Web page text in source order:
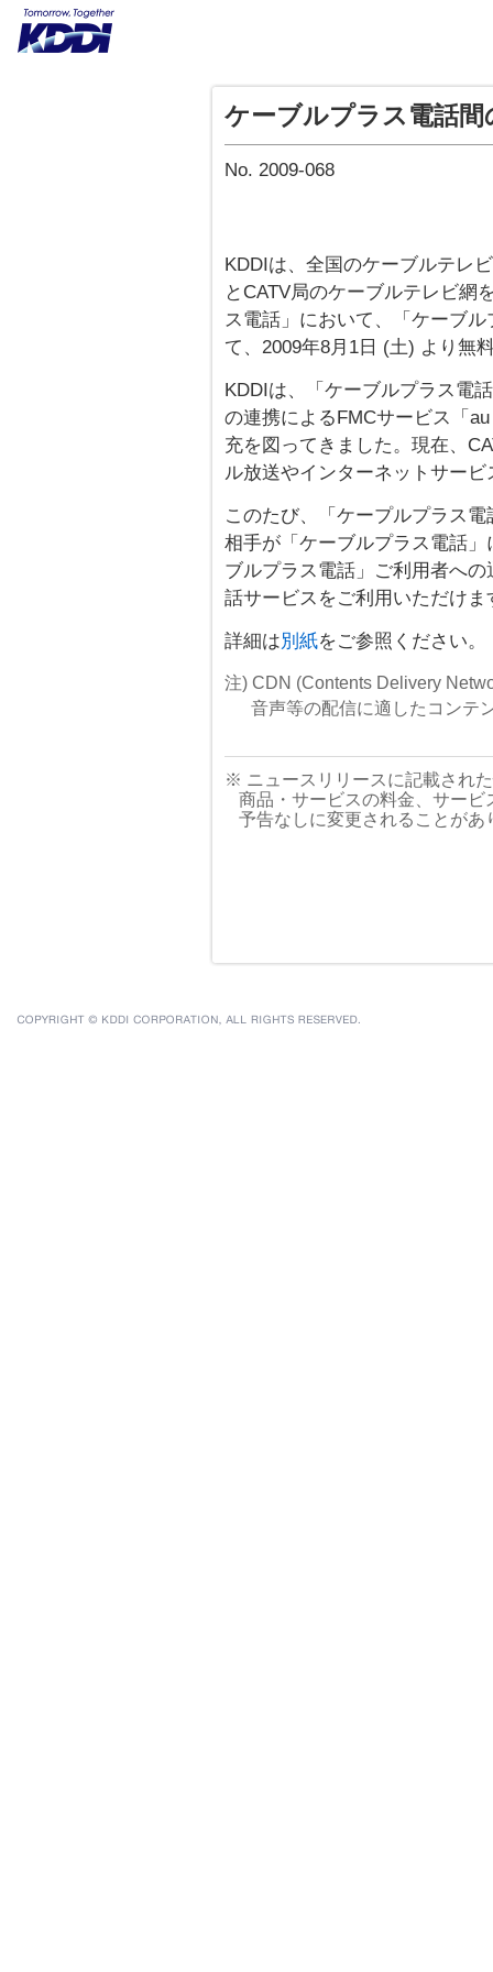
ケーブルプラス電話
No. 2009-068
KDDIは、全国のケーブルテレ
とCATV局のケーブルテレビ網
ス電話」において、「ケーブ
て、2009年8月1日 (土) より無
KDDIは、「ケーブルプラス電
の連携によるFMCサービス「
充を図ってきました。現在、
ル放送やインターネットサー
このたび、「ケープルプラス
相手が「ケーブルプラス電話
ブルプラス電話」ご利用者へ
話サービスをご利用いただけま
詳細は別紙をご参照ください。
注) CDN (Contents Delivery
音声等の配信に適したコンテ
※ ニュースリリースに記載され
商品・サービスの料金、サー
予告なしに変更されることが